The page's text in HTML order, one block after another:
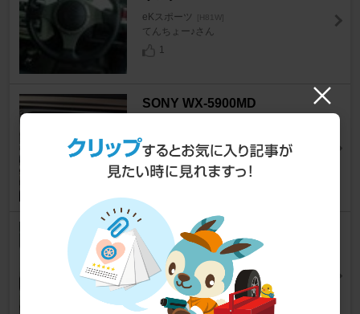
eKスポーツ [H81W]
てんちょー♪さん
1
SONY WX-5900MD
tomo_evo98さん
7
TAKE OFF エアロボンネット
（FRP）
eKスポーツ [H81W]
てんちょー♪さん
3